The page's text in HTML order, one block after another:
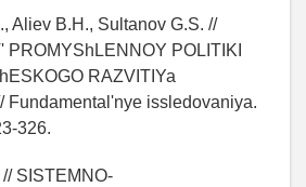
Aliev B.H., Sultanov G.S. //
PROMYShLENNOY POLITIKI
RAZVITIYa
Fundamental'nye issledovaniya.
326.
SISTEMNO-